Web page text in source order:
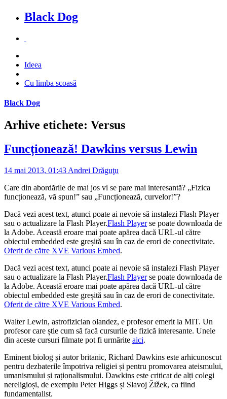
Black Dog
Ideea
Cu limba scoasă
Black Dog
Arhive etichete: Versus
Funcționează! Dawkins versus Lewin
14 mai 2013, 01:43 Andrei Drăguţu
Care din abordările de mai jos vi se pare mai interesantă? „Fizica
funcționează, vă spun!” sau „Funcționează, curvelor!”?
Dacă vezi acest text, atunci poate ai nevoie să instalezi Flash Player
sau o actualizare la Flash Player.Flash Playerse poate downloada de
la Adobe. Această eroare mai poate apărea dacă URL-ul către
obiectul embedded este greșită sau în caz de erori de conectivitate.
Oferit de către XVE Various Embed.
Dacă vezi acest text, atunci poate ai nevoie să instalezi Flash Player
sau o actualizare la Flash Player.Flash Playerse poate downloada de
la Adobe. Această eroare mai poate apărea dacă URL-ul către
obiectul embedded este greșită sau în caz de erori de conectivitate.
Oferit de către XVE Various Embed.
Walter Lewin, astrofizician olandez, e profesor emerit la MIT. Un
profesor care știe cum să facă cursurile de fizică interesante. Unele
din aceste cursuri filmate pot fi urmărite aici.
Eminent biolog și autor britanic, Richard Dawkins este arhicunoscut
pentru dezbaterile împotriva religiei și pentru promovarea ateismului,
umanismului și raționalismului. Dawkins este criticat de alți colegi
nereligioși, de exemplu Peter Higgs și Slavoj Žižek, ca fiind
fundamentalist.